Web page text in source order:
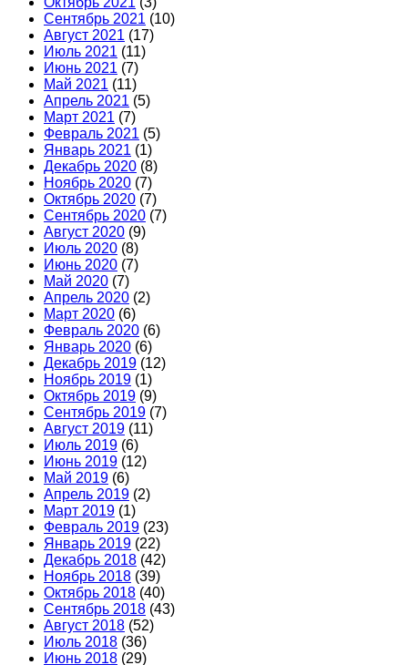
Сентябрь 2021 (10)
Август 2021 (17)
Июль 2021 (11)
Июнь 2021 (7)
Май 2021 (11)
Апрель 2021 (5)
Март 2021 (7)
Февраль 2021 (5)
Январь 2021 (1)
Декабрь 2020 (8)
Ноябрь 2020 (7)
Октябрь 2020 (7)
Сентябрь 2020 (7)
Август 2020 (9)
Июль 2020 (8)
Июнь 2020 (7)
Май 2020 (7)
Апрель 2020 (2)
Март 2020 (6)
Февраль 2020 (6)
Январь 2020 (6)
Декабрь 2019 (12)
Ноябрь 2019 (1)
Октябрь 2019 (9)
Сентябрь 2019 (7)
Август 2019 (11)
Июль 2019 (6)
Июнь 2019 (12)
Май 2019 (6)
Апрель 2019 (2)
Март 2019 (1)
Февраль 2019 (23)
Январь 2019 (22)
Декабрь 2018 (42)
Ноябрь 2018 (39)
Октябрь 2018 (40)
Сентябрь 2018 (43)
Август 2018 (52)
Июль 2018 (36)
Июнь 2018 (29)